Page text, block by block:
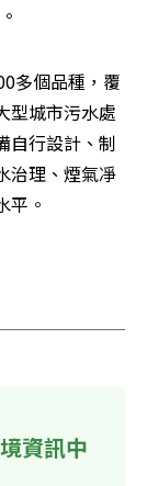
多個品種，覆
型城市污水處
自行設計、制
治理、煙氣凈
平。
資訊中